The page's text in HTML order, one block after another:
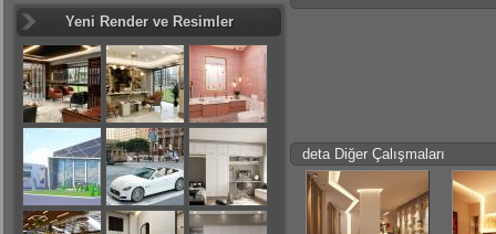
deta Diğer Çalışmaları
Yeni Render ve Resimler